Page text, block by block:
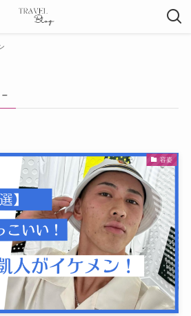
容姿